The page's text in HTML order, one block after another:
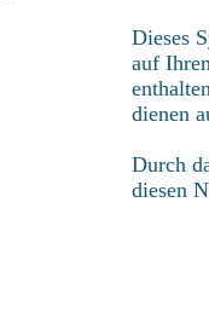
Dieses
auf
dienen
Durch
diesen